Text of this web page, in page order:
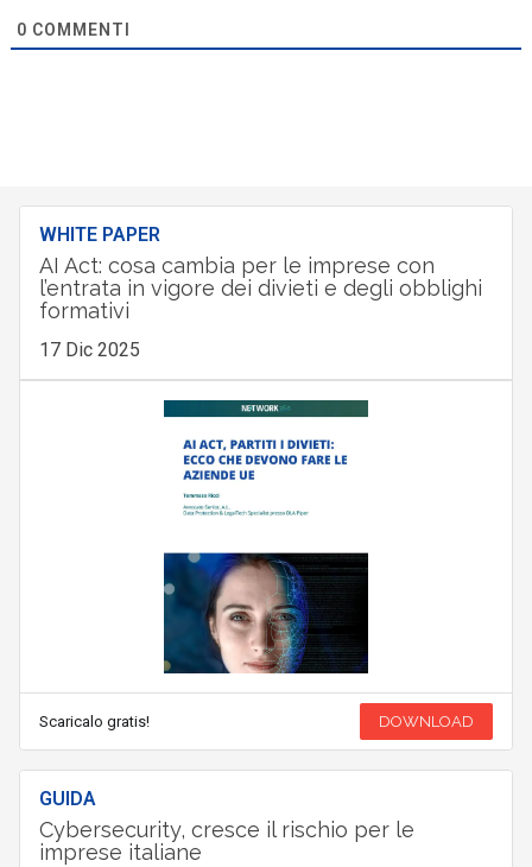
0 COMMENTI
WHITE PAPER
AI Act: cosa cambia per le imprese con
l’entrata in vigore dei divieti e degli obblighi
formativi
17 Dic 2025
Scaricalo gratis! DOWNLOAD
GUIDA
Cybersecurity, cresce il rischio per le
imprese italiane